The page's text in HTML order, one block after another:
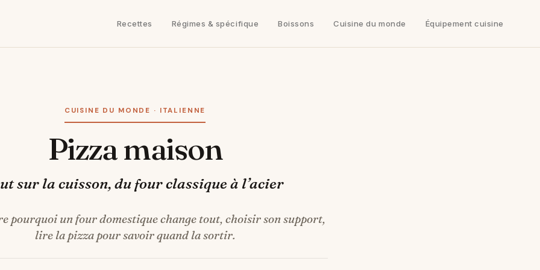
Recettes Régimes & spécifique Boissons Cuisine du monde Équipement cuisine
CUISINE DU MONDE · ITALIENNE
Pizza maison
sur la cuisson, du four classique à l’acier
pourquoi un four domestique change tout, choisir son support,
lire la pizza pour savoir quand la sortir.